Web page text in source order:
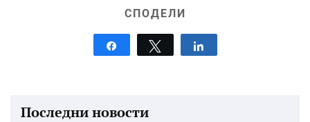
СПОДЕЛИ
Tweet
Последни новости